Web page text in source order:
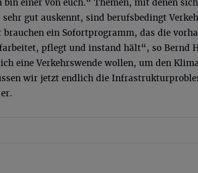
einer von euch.“ Themen, mit denen
gut auskennt, sind berufsbedingt
ein Sofortprogramm, das die
pflegt und instand hält“, so Bernd
eine Verkehrswende wollen, um den
wir jetzt endlich die